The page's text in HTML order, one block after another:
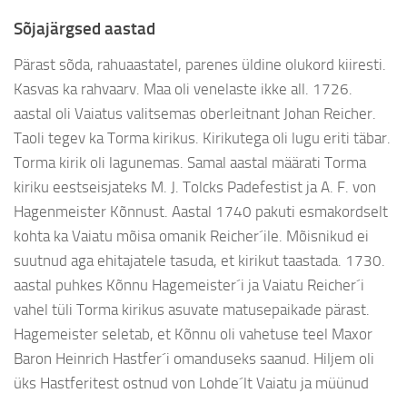
Sõjajärgsed aastad
Pärast sõda, rahuaastatel, parenes üldine olukord kiiresti.
Kasvas ka rahvaarv. Maa oli venelaste ikke all. 1726.
aastal oli Vaiatus valitsemas oberleitnant Johan Reicher.
Taoli tegev ka Torma kirikus. Kirikutega oli lugu eriti täbar.
Torma kirik oli lagunemas. Samal aastal määrati Torma
kiriku eestseisjateks M. J. Tolcks Padefestist ja A. F. von
Hagenmeister Kõnnust. Aastal 1740 pakuti esmakordselt
kohta ka Vaiatu mõisa omanik Reicher´ile. Mõisnikud ei
suutnud aga ehitajatele tasuda, et kirikut taastada. 1730.
aastal puhkes Kõnnu Hagemeister´i ja Vaiatu Reicher´i
vahel tüli Torma kirikus asuvate matusepaikade pärast.
Hagemeister seletab, et Kõnnu oli vahetuse teel Maxor
Baron Heinrich Hastfer´i omanduseks saanud. Hiljem oli
üks Hastferitest ostnud von Lohde´lt Vaiatu ja müünud